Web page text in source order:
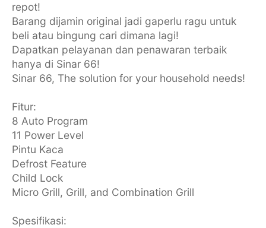
repot!
Barang dijamin original jadi gaperlu ragu untuk
beli atau bingung cari dimana lagi!
Dapatkan pelayanan dan penawaran terbaik
hanya di Sinar 66!
Sinar 66, The solution for your household needs!
Fitur:
8 Auto Program
11 Power Level
Pintu Kaca
Defrost Feature
Child Lock
Micro Grill, Grill, and Combination Grill
Spesifikasi: